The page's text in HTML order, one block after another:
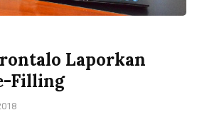
Laporkan
Filling